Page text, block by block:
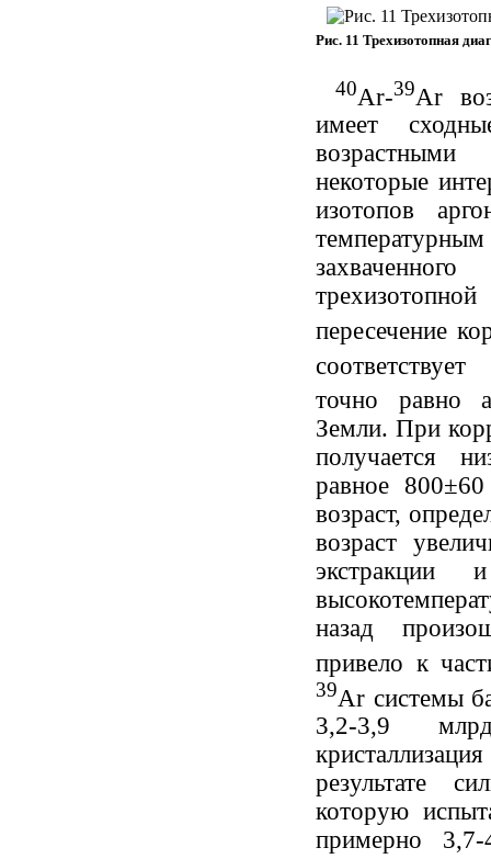
Рис. 11 Трехизотопная
40Ar-39Ar
имеет
некоторые
изотопов
пересечение
соответствует
точно равно
Земли. При
получается
равное
возраст,
возраст
назад
привело к
39Ar системы
3,2-3,9
результате
которую
примерно